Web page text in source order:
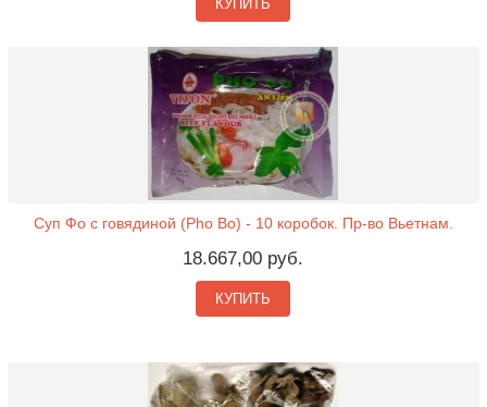
КУПИТЬ
Суп Фо с говядиной (Pho Bo) - 10 коробок. Пр-во Вьетнам.
18.667,00 руб.
КУПИТЬ